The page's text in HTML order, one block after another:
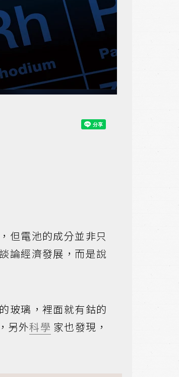
但電池的成分並非只
論經濟發展，而是說
玻璃，裡面就有鈷的
另外科學 家也發現，